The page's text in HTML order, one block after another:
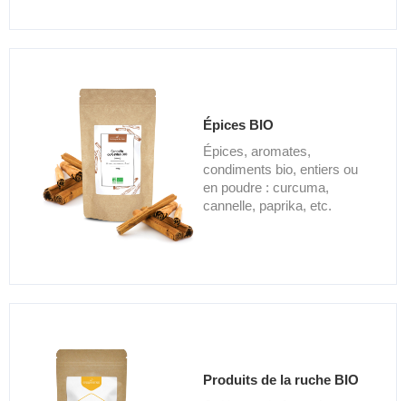
Épices BIO
Épices, aromates,
condiments bio, entiers ou
en poudre : curcuma,
cannelle, paprika, etc.
Produits de la ruche BIO